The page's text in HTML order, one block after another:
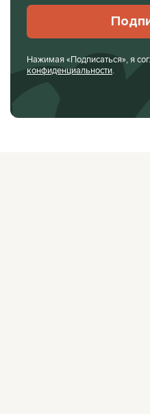
Нажимая «Подписаться», я
конфиденциальности.